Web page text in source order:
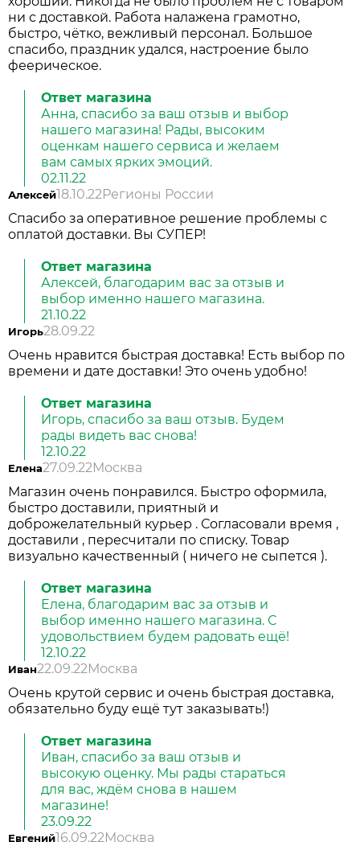
ни с доставкой. Работа налажена грамотно,
быстро, чётко, вежливый персонал. Большое
спасибо, праздник удался, настроение было
феерическое.
Ответ магазина
Анна, спасибо за ваш отзыв и выбор
нашего магазина! Рады, высоким
оценкам нашего сервиса и желаем
вам самых ярких эмоций.
02.11.22
Алексей18.10.22Регионы России
Спасибо за оперативное решение проблемы с
оплатой доставки. Вы СУПЕР!
Ответ магазина
Алексей, благодарим вас за отзыв и
выбор именно нашего магазина.
21.10.22
Игорь28.09.22
Очень нравится быстрая доставка! Есть выбор по
времени и дате доставки! Это очень удобно!
Ответ магазина
Игорь, спасибо за ваш отзыв. Будем
рады видеть вас снова!
12.10.22
Елена27.09.22Москва
Магазин очень понравился. Быстро оформила,
быстро доставили, приятный и
доброжелательный курьер . Согласовали время ,
доставили , пересчитали по списку. Товар
визуально качественный ( ничего не сыпется ).
Ответ магазина
Елена, благодарим вас за отзыв и
выбор именно нашего магазина. С
удовольствием будем радовать ещё!
12.10.22
Иван22.09.22Москва
Очень крутой сервис и очень быстрая доставка,
обязательно буду ещё тут заказывать!)
Ответ магазина
Иван, спасибо за ваш отзыв и
высокую оценку. Мы рады стараться
для вас, ждём снова в нашем
магазине!
23.09.22
Евгений16.09.22Москва